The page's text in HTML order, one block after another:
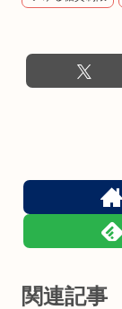
関連記事